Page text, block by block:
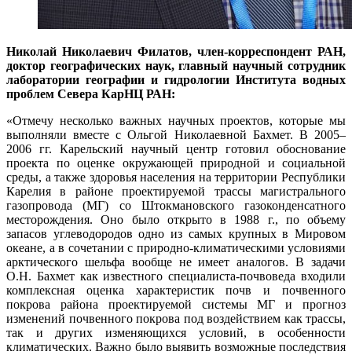
Николай Николаевич Филатов, член-корреспондент РАН,
доктор географических наук, главный научный сотрудник
лаборатории географии и гидрологии Института водных
проблем Севера КарНЦ РАН:
«Отмечу несколько важных научных проектов, которые мы
выполняли вместе с Ольгой Николаевной Бахмет. В 2005–
2006 гг. Карельский научный центр готовил обоснование
проекта по оценке окружающей природной и социальной
среды, а также здоровья населения на территории Республики
Карелия в районе проектируемой трассы магистрального
газопровода (МГ) со Штокмановского газоконденсатного
месторождения. Оно было открыто в 1988 г., по объему
запасов углеводородов одно из самых крупных в Мировом
океане, а в сочетании с природно-климатическими условиями
арктического шельфа вообще не имеет аналогов. В задачи
О.Н. Бахмет как известного специалиста-почвоведа входили
комплексная оценка характеристик почв и почвенного
покрова района проектируемой системы МГ и прогноз
изменений почвенного покрова под воздействием как трассы,
так и других изменяющихся условий, в особенности
климатических. Важно было выявить возможные последствия